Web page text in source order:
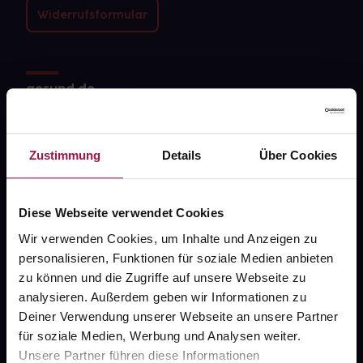
Zustimmung Details Über Cookies
Diese Webseite verwendet Cookies
Wir verwenden Cookies, um Inhalte und Anzeigen zu
personalisieren, Funktionen für soziale Medien anbieten
zu können und die Zugriffe auf unsere Webseite zu
analysieren. Außerdem geben wir Informationen zu
Deiner Verwendung unserer Webseite an unsere Partner
für soziale Medien, Werbung und Analysen weiter.
Unsere Partner führen diese Informationen
Widerrufsformular
gesund.de
Karriere
Barrierefreiheitserklärung
PAYBACK
gesund-versorger.de
Sanitätshäuser
Datenschutz